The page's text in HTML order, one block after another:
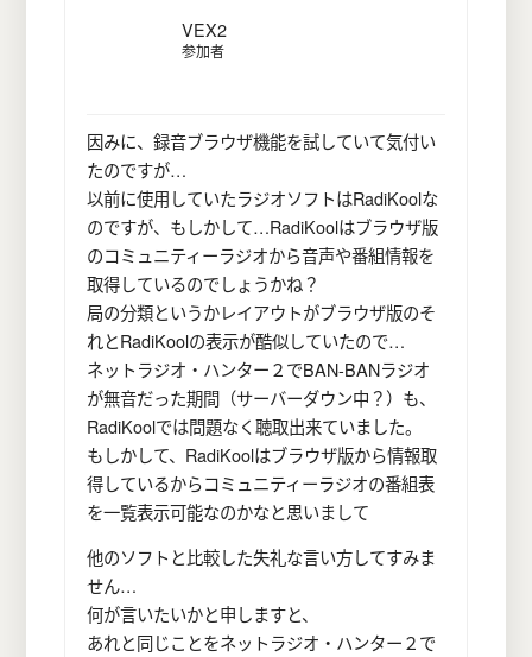
VEX2
参加者
因みに、録音ブラウザ機能を試していて気付い
たのですが…
以前に使用していたラジオソフトはRadiKoolな
のですが、もしかして…RadiKoolはブラウザ版
のコミュニティーラジオから音声や番組情報を
取得しているのでしょうかね？
局の分類というかレイアウトがブラウザ版のそ
れとRadiKoolの表示が酷似していたので…
ネットラジオ・ハンター２でBAN-BANラジオ
が無音だった期間（サーバーダウン中？）も、
RadiKoolでは問題なく聴取出来ていました。
もしかして、RadiKoolはブラウザ版から情報取
得しているからコミュニティーラジオの番組表
を一覧表示可能なのかなと思いまして
他のソフトと比較した失礼な言い方してすみま
せん…
何が言いたいかと申しますと、
あれと同じことをネットラジオ・ハンター２で